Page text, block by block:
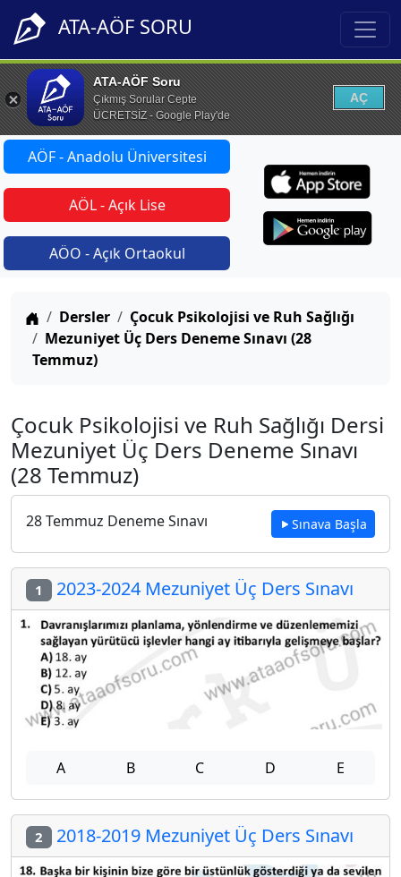
ATA-AÖF SORU
ATA-AÖF Soru
Çıkmış Sorular Cepte
ÜCRETSİZ - Google Play'de
AÇ
AÖF - Anadolu Üniversitesi
AÖL - Açık Lise
AÖO - Açık Ortaokul
Anasayfa
Dersler
Çocuk Psikolojisi ve Ruh Sağlığı
Mezuniyet Üç Ders Deneme Sınavı (28
Temmuz)
Çocuk Psikolojisi ve Ruh Sağlığı Dersi
Mezuniyet Üç Ders Deneme Sınavı
(28 Temmuz)
28 Temmuz Deneme Sınavı Sınava Başla
1 2023-2024 Mezuniyet Üç Ders Sınavı
A B C D E
2 2018-2019 Mezuniyet Üç Ders Sınavı